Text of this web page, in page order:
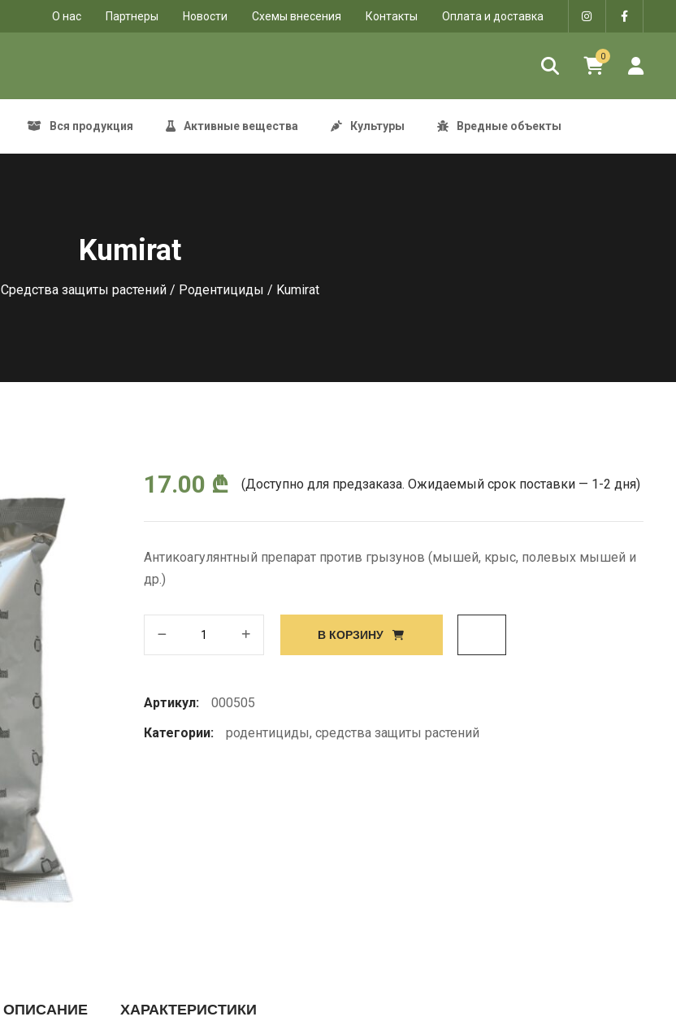
O нас Партнеры Новости Схемы внесения Контакты Оплата и доставка
0
Вся продукция Активные вещества Культуры Вредные объекты
Kumirat
Средства защиты растений / Родентициды / Kumirat
17.00 ₾ (Доступно для предзаказа. Ожидаемый срок поставки — 1-2 дня)
Антикоагулянтный препарат против грызунов (мышей, крыс, полевых мышей и
др.)
В КОРЗИНУ
Артикул:
000505
Категории:
родентициды, средства защиты растений
ОПИСАНИЕ ХАРАКТЕРИСТИКИ